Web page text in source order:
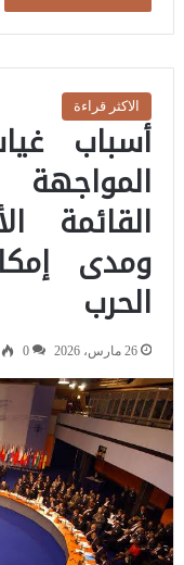
الاكثر قراءة
أسباب
القائمة
ومدى
الحرب
26 مارس، 2026 0